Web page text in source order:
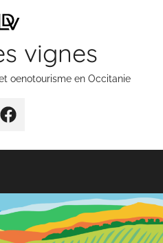
vignes
oenotourisme en Occitanie
Élément